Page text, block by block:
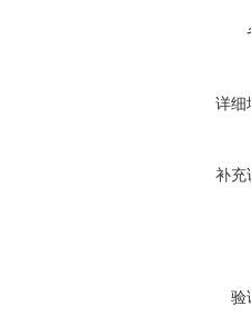
详细
补充
验